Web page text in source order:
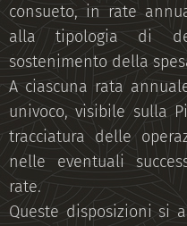
consueto, in rate
alla tipologia di
sostenimento della
A ciascuna rata
univoco, visibile sulla
tracciatura delle
nelle eventuali
rate.
Queste disposizioni si